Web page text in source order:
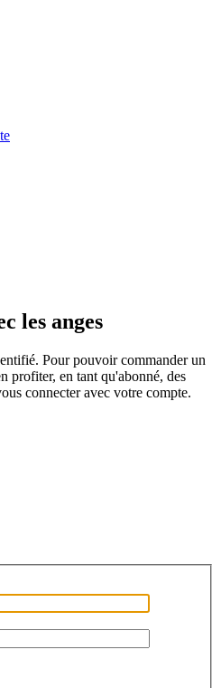
les anges
Pour pouvoir commander un
profiter, en tant qu'abonné, des
connecter avec votre compte.